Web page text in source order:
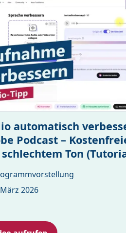
automatisch
Podcast –
Ton
2026